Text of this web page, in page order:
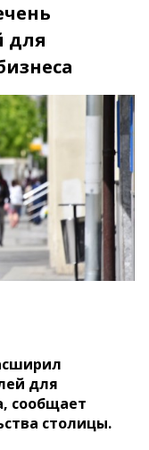
для
для
сообщает
столицы.